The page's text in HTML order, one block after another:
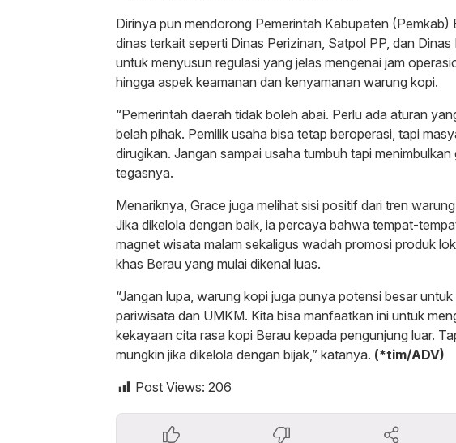
Dirinya pun mendorong Pemerintah Kabupaten (Pemkab)
dinas terkait seperti Dinas Perizinan, Satpol PP, dan Dinas
untuk menyusun regulasi yang jelas mengenai jam
hingga aspek keamanan dan kenyamanan warung kopi.
“Pemerintah daerah tidak boleh abai. Perlu ada aturan
belah pihak. Pemilik usaha bisa tetap beroperasi, tapi
dirugikan. Jangan sampai usaha tumbuh tapi menimbulkan
tegasnya.
Menariknya, Grace juga melihat sisi positif dari tren
Jika dikelola dengan baik, ia percaya bahwa tempat-
magnet wisata malam sekaligus wadah promosi produk
khas Berau yang mulai dikenal luas.
“Jangan lupa, warung kopi juga punya potensi besar
pariwisata dan UMKM. Kita bisa manfaatkan ini untuk
kekayaan cita rasa kopi Berau kepada pengunjung luar.
mungkin jika dikelola dengan bijak,” katanya. (*tim/ADV)
Post Views: 206